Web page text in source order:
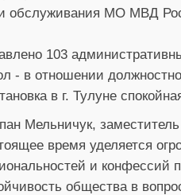
обслуживания МО МВД
103
- в отношении
в г. Тулуне
Мельничук,
время уделяется
и конфессий
общества в